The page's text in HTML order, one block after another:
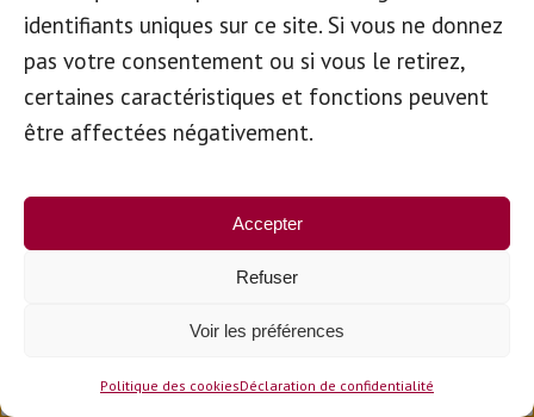
identifiants uniques sur ce site. Si vous ne donnez
pas votre consentement ou si vous le retirez,
certaines caractéristiques et fonctions peuvent
être affectées négativement.
Accepter
Refuser
Voir les préférences
Politique des cookiesDéclaration de confidentialité
assujetties à la TVA. Cette obligation génère
des conséquences importantes dans
l’organisation du travail comptable des
fournisseurs du SPF mais aussi des collèges
2025, notre service de Budget a déjà pris
des actions afin que la transition se déroule
aussi harmonieusement que possible. Un
petit point sur la situation.